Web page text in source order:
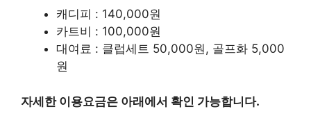
캐디피 : 140,000원
카트비 : 100,000원
대여료 : 클럽세트 50,000원, 골프화 5,000
원
자세한 이용요금은 아래에서 확인 가능합니다.